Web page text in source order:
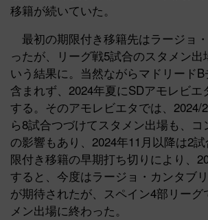
移籍が続いていた。
最初の期限付き移籍先はラージョ
ったが、リーグ戦5試合のスタメン出
いう結果に。当然ながらマドリード
含まれず、2024年夏にSDアモレビエ
する。そのアモレビエタでは、2024/
ら8試合つづけてスタメン出場も、コ
の影響もあり、2024年11月以降は2
限付き移籍の早期打ち切りにより、
すると、今度はラージョ・カンタブ
が期待されたが、スペイン4部リーグ
メン出場に終わった。